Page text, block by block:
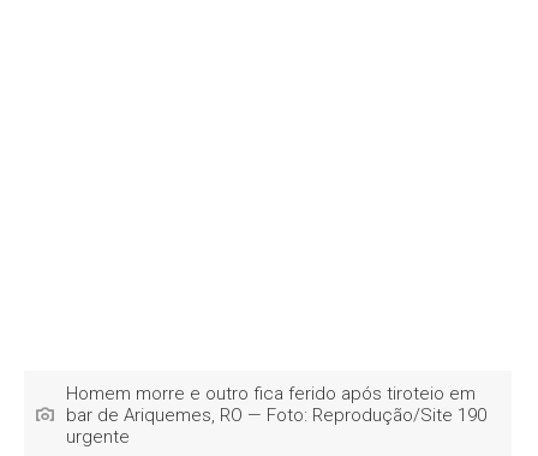
Homem morre e outro fica ferido após tiroteio em
bar de Ariquemes, RO — Foto: Reprodução/Site 190
urgente